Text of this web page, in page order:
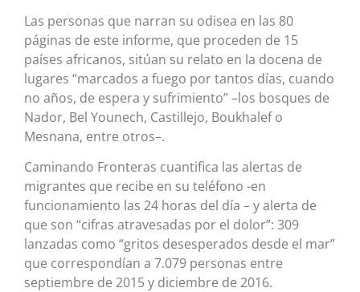
Las personas que narran su odisea en las 80
páginas de este informe, que proceden de 15
países africanos, sitúan su relato en la docena de
lugares “marcados a fuego por tantos días, cuando
no años, de espera y sufrimiento” –los bosques de
Nador, Bel Younech, Castillejo, Boukhalef o
Mesnana, entre otros–.
Caminando Fronteras cuantifica las alertas de
migrantes que recibe en su teléfono -en
funcionamiento las 24 horas del día – y alerta de
que son “cifras atravesadas por el dolor”: 309
lanzadas como “gritos desesperados desde el mar”
que correspondían a 7.079 personas entre
septiembre de 2015 y diciembre de 2016.